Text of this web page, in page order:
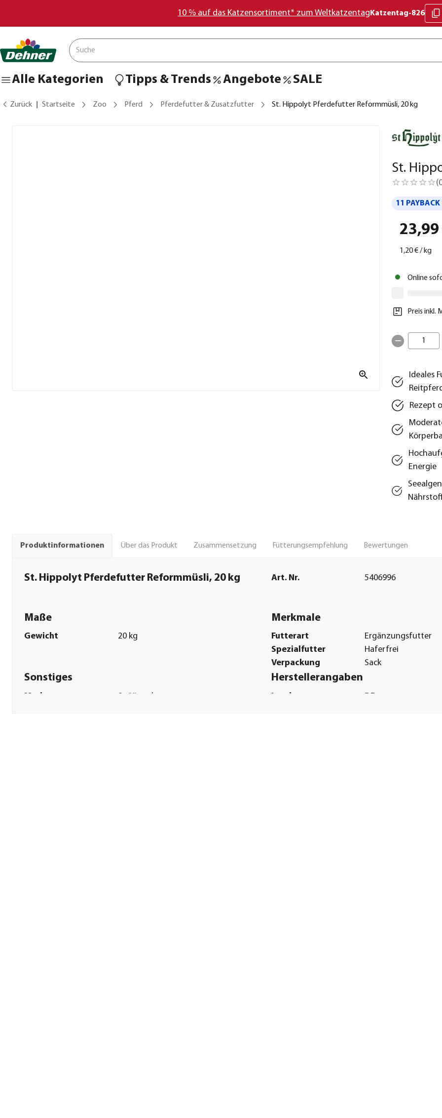
10 % auf das Katzensortiment* zum Weltkatzentag Katzentag-826
Alle Kategorien Tipps & Trends Angebote SALE
Zurück Startseite Zoo Pferd Pferdefutter & Zusatzfutter St. Hippolyt Pferdefutter Reformmüsli, 20 kg
St.
(
11
23,99
1,20 €/ kg
Online
Preis inkl.
1
Ideales
Rezept
Energie
Produktinformationen Über das Produkt Zusammensetzung Fütterungsempfehlung Bewertungen
St. Hippolyt Pferdefutter Reformmüsli, 20 kg Art. Nr. 5406996
Maße
Gewicht 20 kg
Merkmale
Futterart
Ergänzungsfutter
Spezialfutter
Haferfrei
Verpackung
Sack
Sonstiges
Marke
St. Hippolyt
Herstellerangaben
Land
DE